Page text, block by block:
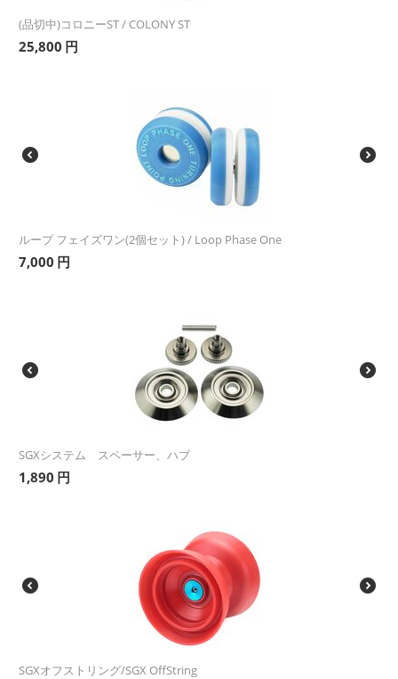
(品切中)コロニーST / COLONY ST
25,800 円
ループ フェイズワン(2個セット) / Loop Phase One
7,000 円
SGXシステム スペーサー、ハブ
1,890 円
SGXオフストリング/SGX OffString